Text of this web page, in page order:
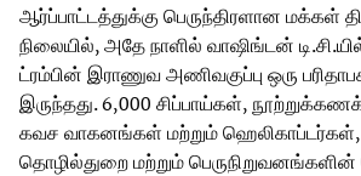
ஆர்ப்பாட்டத்துக்கு பெருந்திரளான மக்கள்
நிலையில், அதே நாளில் வாஷிங்டன்
ட்ரம்பின் இராணுவ அணிவகுப்பு ஒரு
இருந்தது. 6,000 சிப்பாய்கள்,
கவச வாகனங்கள் மற்றும்
தொழில்துறை மற்றும் பெருநிறுவனங்களின்